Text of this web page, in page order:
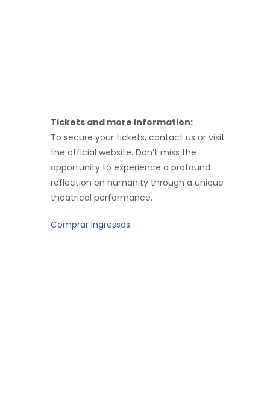
Tickets and more information:
To secure your tickets, contact us or visit
the official website. Don’t miss the
opportunity to experience a profound
reflection on humanity through a unique
theatrical performance.
Comprar Ingressos.